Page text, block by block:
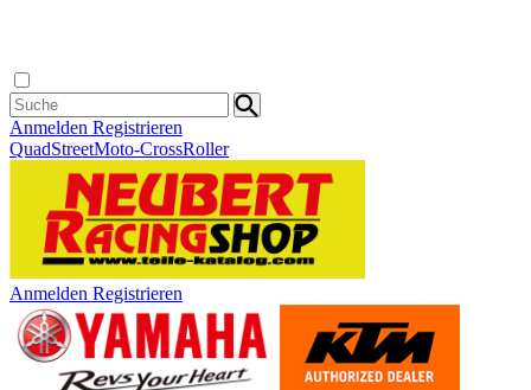
Anmelden Registrieren
QuadStreetMoto-CrossRoller
Anmelden Registrieren